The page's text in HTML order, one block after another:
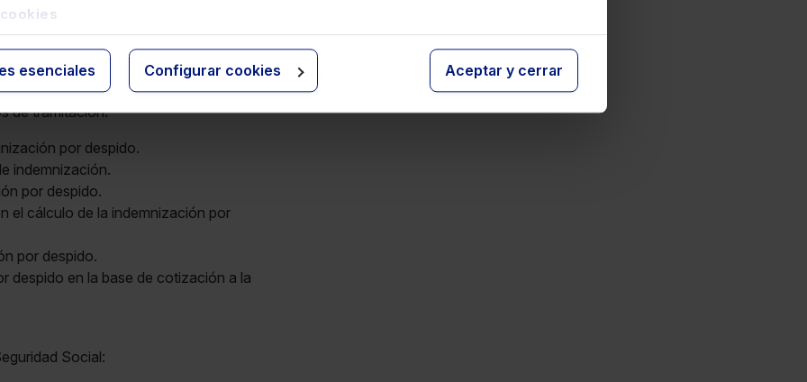
esenciales Configurar cookies Aceptar y cerrar
y no disfrutadas.
de duración determinada.
y liquidatoria.
de tramitación:
por despido.
indemnización.
por despido.
el cálculo de la indemnización por
por despido.
despido en la base de cotización a la
Social: